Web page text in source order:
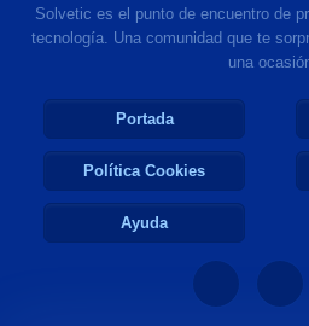
Solvetic es el punto de encuentro de
tecnología. Una comunidad que te
una
Portada
Política Cookies
Ayuda